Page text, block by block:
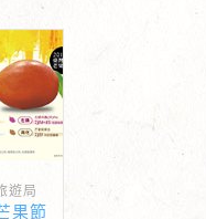
遊局
果節